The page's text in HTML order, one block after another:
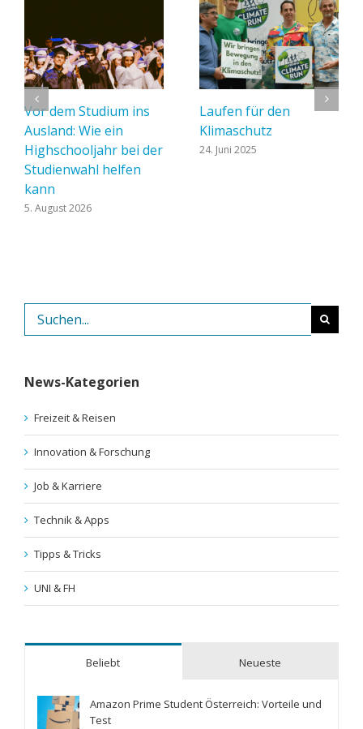
Vor dem Studium ins
Ausland: Wie ein
Highschooljahr bei der
Studienwahl helfen
kann
5. August 2026
Laufen für den
Klimaschutz
24. Juni 2025
nach:
News-Kategorien
Freizeit & Reisen
Innovation & Forschung
Job & Karriere
Technik & Apps
Tipps & Tricks
UNI & FH
Beliebt Neueste
Amazon Prime Student Österreich: Vorteile und
Test